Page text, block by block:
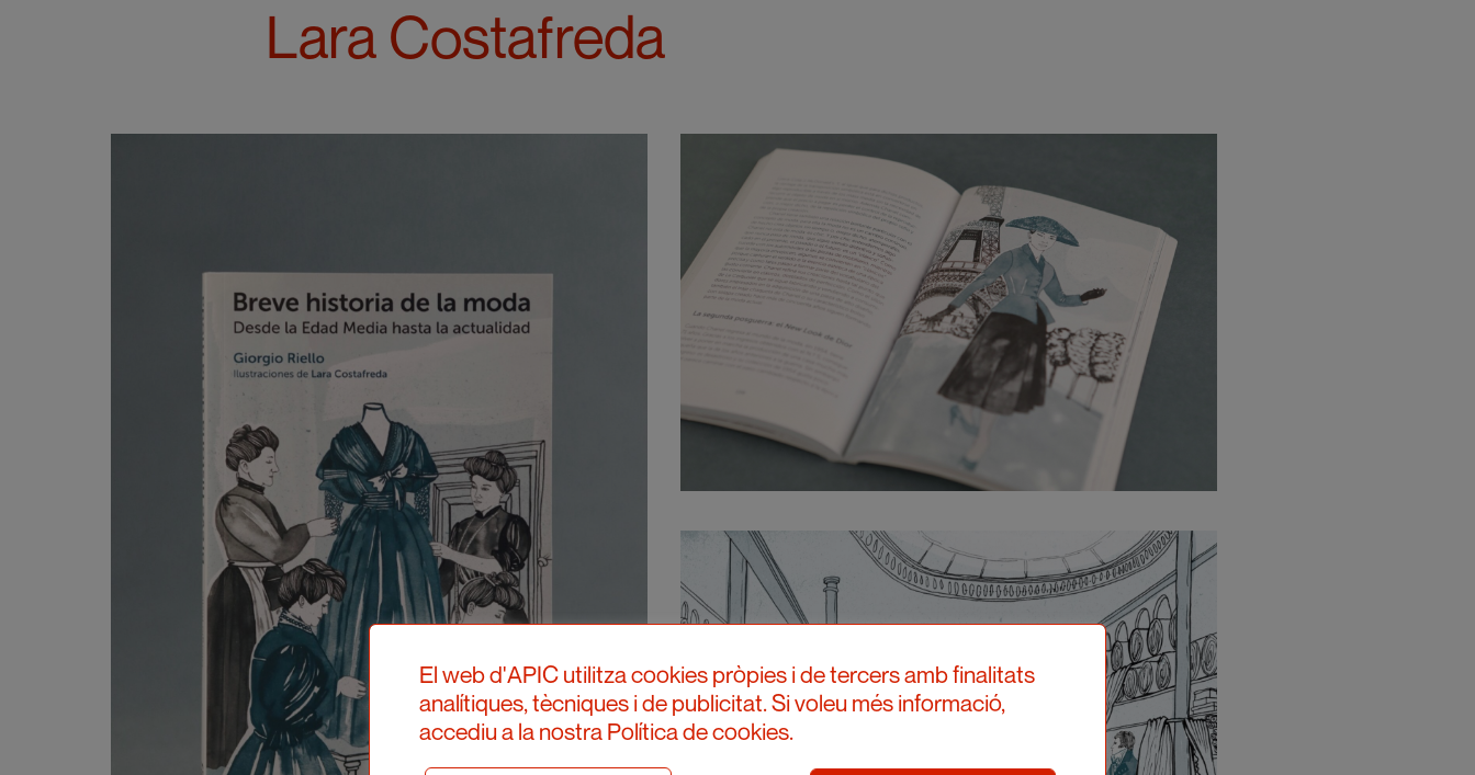
Lara Costafreda
El web d'APIC utilitza cookies pròpies i de tercers amb finalitats
analítiques, tècniques i de publicitat. Si voleu més informació,
accediu a la nostra Política de cookies.